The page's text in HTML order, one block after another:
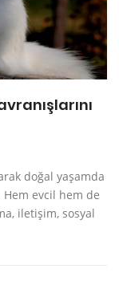
doğal yaşamda
evcil hem de
iletişim, sosyal